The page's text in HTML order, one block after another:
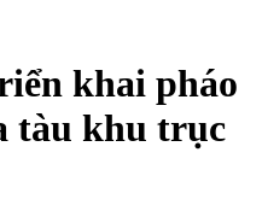
khai pháo
tàu khu trục